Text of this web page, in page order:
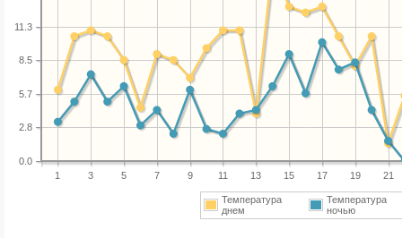
1 3 5 7 9 11 13 15 17 19 21
0.0
2.8
5.7
8.5
11.3
Температура
днем
Температура
ночью